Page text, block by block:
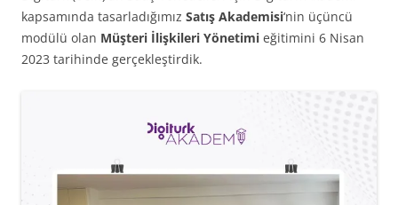
kapsamında tasarladığımız Satış Akademisi‘nin üçüncü
modülü olan Müşteri İlişkileri Yönetimi eğitimini 6 Nisan
2023 tarihinde gerçekleştirdik.